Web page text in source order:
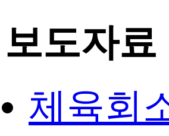
보도자료
체육회